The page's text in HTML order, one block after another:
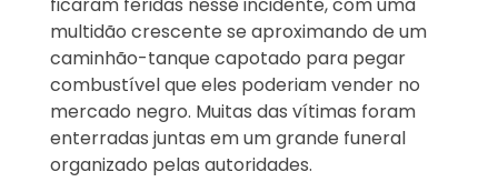
multidão crescente se aproximando de um
caminhão-tanque capotado para pegar
combustível que eles poderiam vender no
mercado negro. Muitas das vítimas foram
enterradas juntas em um grande funeral
organizado pelas autoridades.